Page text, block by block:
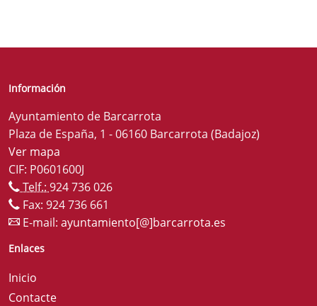
Información
Ayuntamiento de Barcarrota
Plaza de España, 1 - 06160 Barcarrota (Badajoz)
Ver mapa
CIF: P0601600J
Telf.: 924 736 026
Fax: 924 736 661
E-mail: ayuntamiento[@]barcarrota.es
Enlaces
Inicio
Contacte